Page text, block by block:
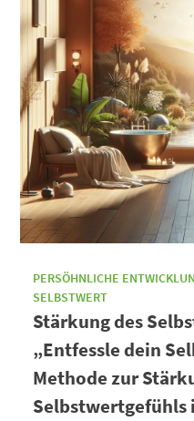
PERSÖHNLICHE
SELBSTWERT
Stärkung des
„Entfessle dein
Methode zur
Selbstwertgefühls